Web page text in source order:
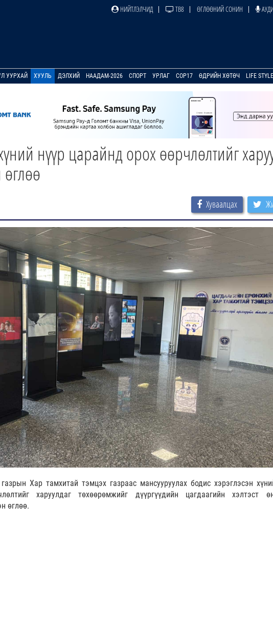
НИЙТЛЭЛЧИД ТВ8 ӨГЛӨӨНИЙ СОНИН
УУРХАЙ ХУУЛЬ ДЭЛХИЙ НААДАМ-2026 СПОРТ УРЛАГ COP17 ӨДРИЙН ХӨТӨЧ LIFE STYLE
нүүр царайнд орох өөрчлөлтийг
Хуваалцах
Хар тамхитай тэмцэх газраас мансууруулах бодис хэрэглэсэн
харуулдаг төхөөрөмжийг дүүргүүдийн цагдаагийн хэлтэст
өглөө.